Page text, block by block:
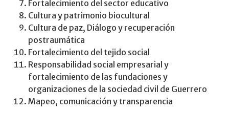
Fortalecimiento del sector educativo
Cultura y patrimonio biocultural
Cultura de paz, Diálogo y recuperación
postraumática
Fortalecimiento del tejido social
Responsabilidad social empresarial y
fortalecimiento de las fundaciones y
organizaciones de la sociedad civil de Guerrero
Mapeo, comunicación y transparencia